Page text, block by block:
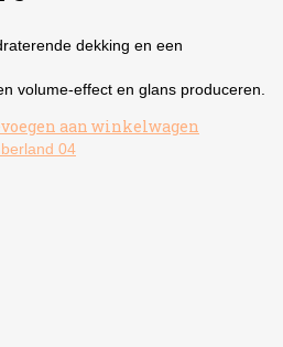
dekking en een
volume-effect en glans produceren.
aan winkelwagen